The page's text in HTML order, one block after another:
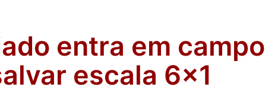
entra em campo
escala 6x1